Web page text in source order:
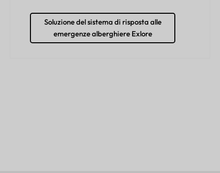
Soluzione del sistema di risposta alle
emergenze alberghiere Exlore